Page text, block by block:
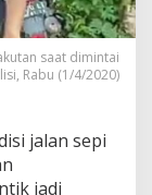
saat dimintai
Rabu (1/4/2020)
jalan sepi
jadi